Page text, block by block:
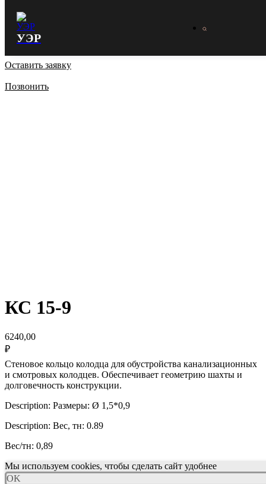
УЭР
Оставить заявку
Позвонить
КС 15-9
6240,00
₽
Стеновое кольцо колодца для обустройства канализационных
и смотровых колодцев. Обеспечивает геометрию шахты и
долговечность конструкции.
Description: Размеры: Ø 1,5*0,9
Description: Вес, тн: 0.89
Вес/тн: 0,89
Мы используем cookies, чтобы сделать сайт удобнее
OK